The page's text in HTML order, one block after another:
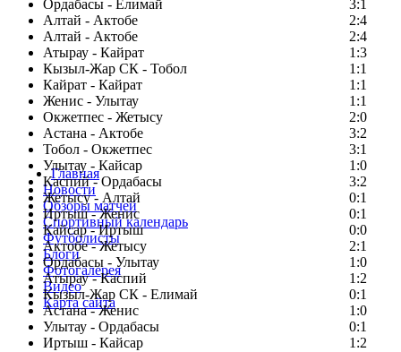
Ордабасы - Елимай
3:1
Алтай - Актобе
2:4
Алтай - Актобе
2:4
Атырау - Кайрат
1:3
Кызыл-Жар СК - Тобол
1:1
Кайрат - Кайрат
1:1
Женис - Улытау
1:1
Окжетпес - Жетысу
2:0
Астана - Актобе
3:2
Тобол - Окжетпес
3:1
Улытау - Кайсар
1:0
Каспий - Ордабасы
3:2
Жетысу - Алтай
0:1
Иртыш - Женис
0:1
Кайсар - Иртыш
0:0
Актобе - Жетысу
2:1
Ордабасы - Улытау
1:0
Атырау - Каспий
1:2
Кызыл-Жар СК - Елимай
0:1
Астана - Женис
1:0
Улытау - Ордабасы
0:1
Иртыш - Кайсар
1:2
Главная
Новости
Обзоры матчей
Спортивный календарь
Футболисты
Блоги
Фотогалерея
Видео
Карта сайта